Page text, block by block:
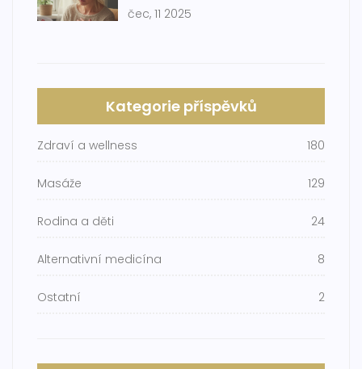
čec, 11 2025
Kategorie příspěvků
Zdraví a wellness 180
Masáže 129
Rodina a děti 24
Alternativní medicína 8
Ostatní 2